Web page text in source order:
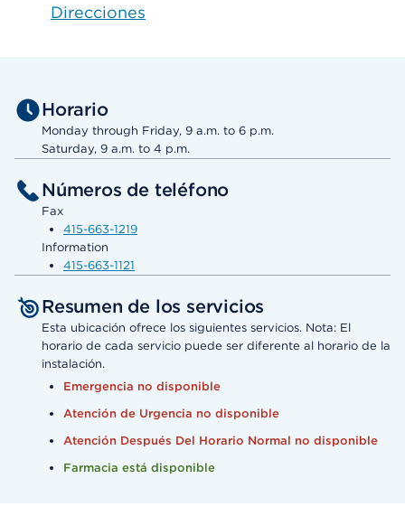
Direcciones
Horario
Monday through Friday, 9 a.m. to 6 p.m.
Saturday, 9 a.m. to 4 p.m.
Números de teléfono
Fax
415-663-1219
Information
415-663-1121
Resumen de los servicios
Esta ubicación ofrece los siguientes servicios. Nota: El
horario de cada servicio puede ser diferente al horario de la
instalación.
Emergencia no disponible
Atención de Urgencia no disponible
Atención Después Del Horario Normal no disponible
Farmacia está disponible